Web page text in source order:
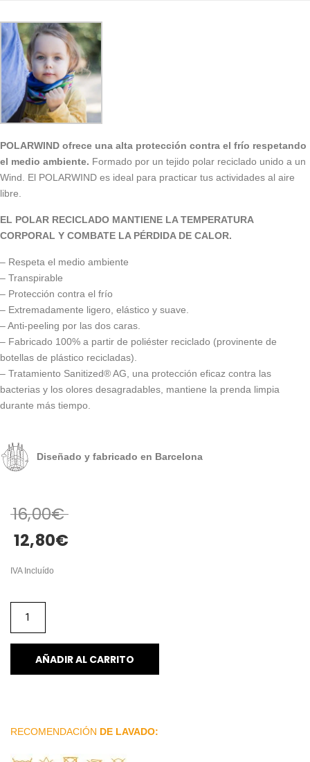
POLARWIND ofrece una alta protección contra el frío respetando
el medio ambiente. Formado por un tejido polar reciclado unido a un
Wind. El POLARWIND es ideal para practicar tus actividades al aire
libre.
EL POLAR RECICLADO MANTIENE LA TEMPERATURA
CORPORAL Y COMBATE LA PÉRDIDA DE CALOR.
– Respeta el medio ambiente
– Transpirable
– Protección contra el frío
– Extremadamente ligero, elástico y suave.
– Anti-peeling por las dos caras.
– Fabricado 100% a partir de poliéster reciclado (provinente de
botellas de plástico recicladas).
– Tratamiento Sanitized® AG, una protección eficaz contra las
bacterias y los olores desagradables, mantiene la prenda limpia
durante más tiempo.
Diseñado y fabricado en Barcelona
16,00€
12,80€
IVA Incluído
AÑADIR AL CARRITO
RECOMENDACIÓN DE LAVADO: